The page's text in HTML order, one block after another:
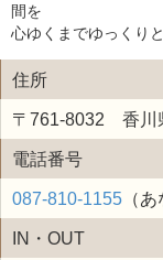
間を
心ゆくまでゆっくり
住所
〒761-8032 香川
電話番号
087-810-1155 （
IN・OUT